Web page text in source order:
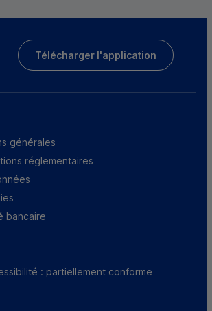
Télécharger l'application
générales
réglementaires
bancaire
: partiellement conforme